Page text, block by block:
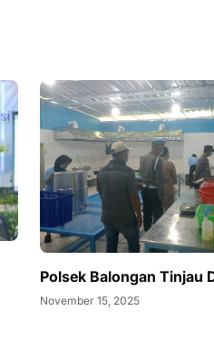
Polsek Balongan Tinjau
November 15, 2025